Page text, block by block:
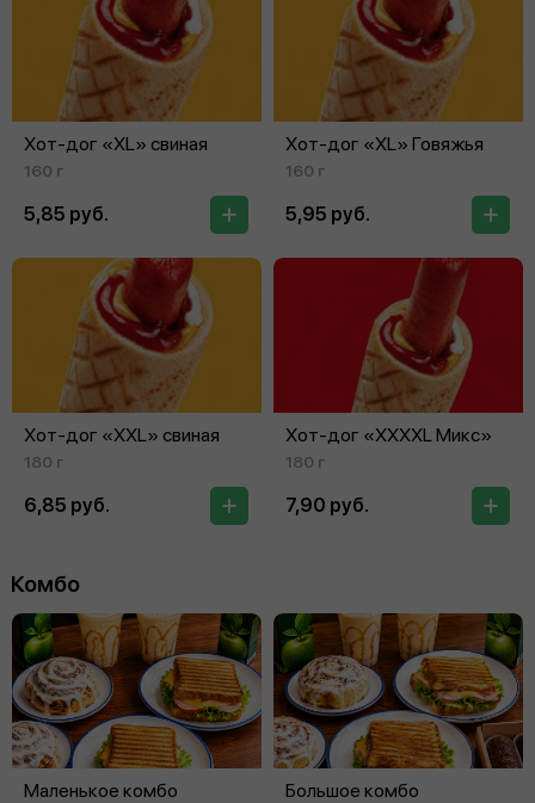
Хот-дог «XL» свиная
160 г
5,85 руб.
Хот-дог «XL» Говяжья
160 г
5,95 руб.
Хот-дог «XXL» свиная
180 г
6,85 руб.
Хот-дог «XXXXL Микс»
180 г
7,90 руб.
Комбо
Маленькое комбо Большое комбо